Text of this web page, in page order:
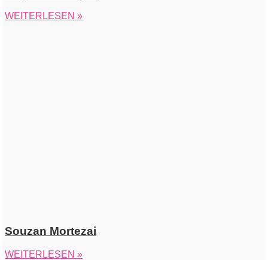
WEITERLESEN »
Souzan Mortezai
WEITERLESEN »